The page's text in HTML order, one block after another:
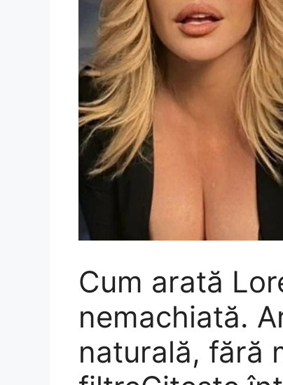
Cum arată
nemachiată.
naturală, fără